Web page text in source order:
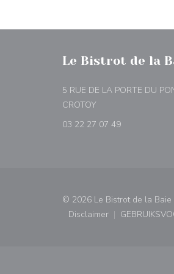
Le Bistrot de la
5 RUE DE LA PORTE DU
CROTOY((opent in een nieuw
03 22 27 07 49
© 2026 Le Bistrot de la
Disclaimer
((opent in een nieuw